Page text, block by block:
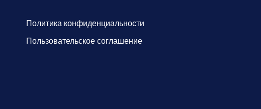
Политика конфиденциальности
Пользовательское соглашение